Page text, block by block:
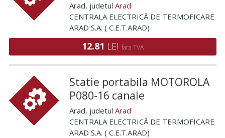
Arad, judetul Arad
CENTRALA ELECTRICĂ DE TERMOFICARE
ARAD S.A. ( C.E.T.ARAD)
12.81 LEI fara TVA
Statie portabila MOTOROLA
P080-16 canale
Arad, judetul Arad
CENTRALA ELECTRICĂ DE TERMOFICARE
ARAD S.A. ( C.E.T.ARAD)